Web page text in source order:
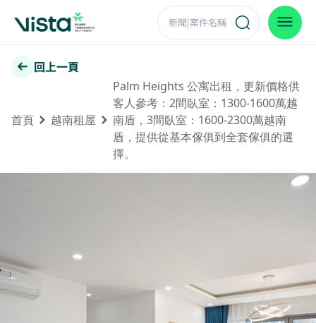
回上一頁
首頁 越南租屋
Palm Heights 公寓出租，更新價格供
客人參考：2間臥室：1300-1600萬越
南盾，3間臥室：1600-2300萬越南
盾，提供從基本傢俱到全套傢俱的選
擇。